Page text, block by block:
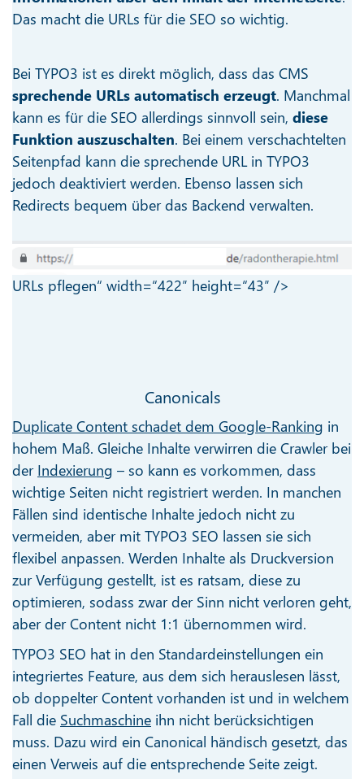
Das macht die URLs für die SEO so wichtig.
Bei TYPO3 ist es direkt möglich, dass das CMS
sprechende URLs automatisch erzeugt. Manchmal
kann es für die SEO allerdings sinnvoll sein, diese
Funktion auszuschalten. Bei einem verschachtelten
Seitenpfad kann die sprechende URL in TYPO3
jedoch deaktiviert werden. Ebenso lassen sich
Redirects bequem über das Backend verwalten.
URLs pflegen“ width=“422″ height=“43″ />
Canonicals
Duplicate Content schadet dem Google-Ranking in
hohem Maß. Gleiche Inhalte verwirren die Crawler bei
der Indexierung – so kann es vorkommen, dass
wichtige Seiten nicht registriert werden. In manchen
Fällen sind identische Inhalte jedoch nicht zu
vermeiden, aber mit TYPO3 SEO lassen sie sich
flexibel anpassen. Werden Inhalte als Druckversion
zur Verfügung gestellt, ist es ratsam, diese zu
optimieren, sodass zwar der Sinn nicht verloren geht,
aber der Content nicht 1:1 übernommen wird.
TYPO3 SEO hat in den Standardeinstellungen ein
integriertes Feature, aus dem sich herauslesen lässt,
ob doppelter Content vorhanden ist und in welchem
Fall die Suchmaschine ihn nicht berücksichtigen
muss. Dazu wird ein Canonical händisch gesetzt, das
einen Verweis auf die entsprechende Seite zeigt.